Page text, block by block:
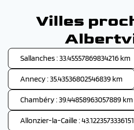
Villes
Sallanches : 33.45557869834216 km
Annecy : 35.43536802546839 km
Chambéry : 39.44858963057889 km
Allonzier-la-Caille :